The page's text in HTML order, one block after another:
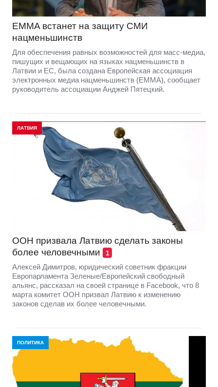
EMMA встанет на защиту СМИ
нацменьшинств
Для обеспечения равных возможностей для масс-медиа,
пишущих и вещающих на языках нацменьшинств в
Латвии и ЕС, была создана Европейская ассоциация
электронных медиа нацменьшинств (EMMA), сообщает
руководитель ассоциации Анджей Пятецкий.
ЛАТВИЯ
ООН призвала Латвию сделать законы
более человечными
1
Алексей Димитров, юридический советник фракции
Европарламента Зеленые/Европейский свободный
альянс, рассказал на своей странице в Facebook, что 8
марта комитет ООН призвал Латвию к изменению
законов сделав их более человечными.
ПОЛИТИКА